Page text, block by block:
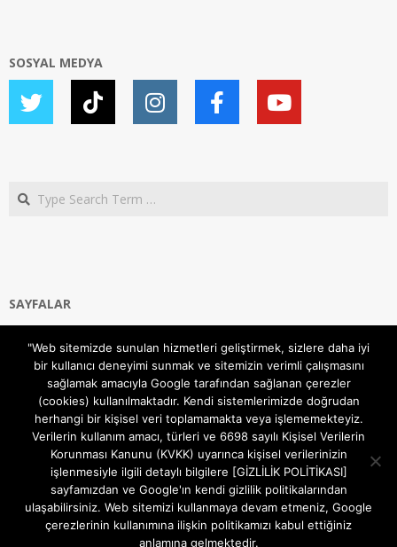
SOSYAL MEDYA
Search
SAYFALAR
Gizlilik ve Çerezler (Cookies) Politikası
Hakkımızda
İletişim Kanalları
MODEM KURULUM
TEKNİK DESTEK
TELEVİZYON SİSTEMLERİ
"Web sitemizde sunulan hizmetleri geliştirmek, sizlere daha iyi
bir kullanıcı deneyimi sunmak ve sitemizin verimli çalışmasını
sağlamak amacıyla Google tarafından sağlanan çerezler
(cookies) kullanılmaktadır. Kendi sistemlerimizde doğrudan
herhangi bir kişisel veri toplamamakta veya işlememekteyiz.
Verilerin kullanım amacı, türleri ve 6698 sayılı Kişisel Verilerin
Korunması Kanunu (KVKK) uyarınca kişisel verilerinizin
işlenmesiyle ilgili detaylı bilgilere [GİZLİLİK POLİTİKASI]
sayfamızdan ve Google'ın kendi gizlilik politikalarından
ulaşabilirsiniz. Web sitemizi kullanmaya devam etmeniz, Google
çerezlerinin kullanımına ilişkin politikamızı kabul ettiğiniz
anlamına gelmektedir.